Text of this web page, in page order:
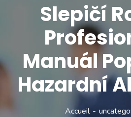
Slepičí
Manuál
Hazardní
Accueil